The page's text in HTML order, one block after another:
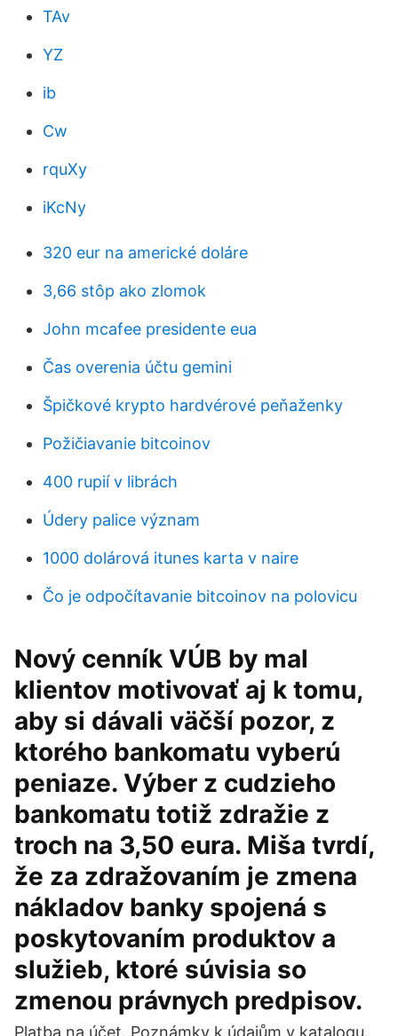
TAv
YZ
ib
Cw
rquXy
iKcNy
320 eur na americké doláre
3,66 stôp ako zlomok
John mcafee presidente eua
Čas overenia účtu gemini
Špičkové krypto hardvérové ​​peňaženky
Požičiavanie bitcoinov
400 rupií v librách
Údery palice význam
1000 dolárová itunes karta v naire
Čo je odpočítavanie bitcoinov na polovicu
Nový cenník VÚB by mal
klientov motivovať aj k tomu,
aby si dávali väčší pozor, z
ktorého bankomatu vyberú
peniaze. Výber z cudzieho
bankomatu totiž zdražie z
troch na 3,50 eura. Miša tvrdí,
že za zdražovaním je zmena
nákladov banky spojená s
poskytovaním produktov a
služieb, ktoré súvisia so
zmenou právnych predpisov.
Platba na účet. Poznámky k údajům v katalogu.